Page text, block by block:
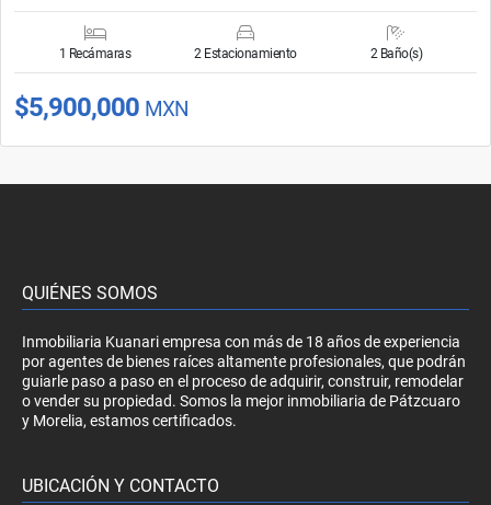
1 Recámaras 2 Estacionamiento 2 Baño(s)
$5,900,000 MXN
QUIÉNES SOMOS
Inmobiliaria Kuanari empresa con más de 18 años de experiencia
por agentes de bienes raíces altamente profesionales, que podrán
guiarle paso a paso en el proceso de adquirir, construir, remodelar
o vender su propiedad. Somos la mejor inmobiliaria de Pátzcuaro
y Morelia, estamos certificados.
UBICACIÓN Y CONTACTO